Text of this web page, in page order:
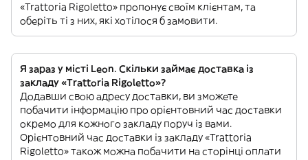
«Trattoria Rigoletto» пропонує своїм клієнтам, та
оберіть ті з них, які хотілося б замовити.
Я зараз у місті Leon. Скільки займає доставка із
закладу «Trattoria Rigoletto»?
Додавши свою адресу доставки, ви зможете
побачити інформацію про орієнтовний час доставки
окремо для кожного закладу поруч із вами.
Орієнтовний час доставки із закладу «Trattoria
Rigoletto» також можна побачити на сторінці оплати